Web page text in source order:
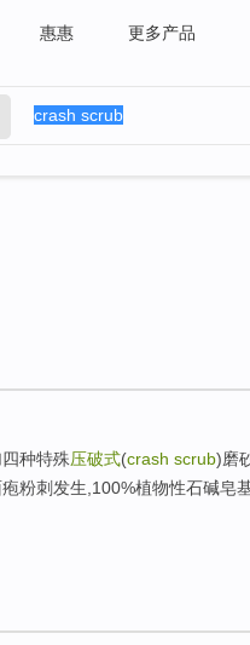
惠惠 更多产品
种特殊压破式(crash scrub)磨
粉刺发生,100%植物性石碱皂